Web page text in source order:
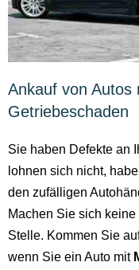
Ankauf von Autos
Getriebeschaden
Sie haben Defekte an
lohnen sich nicht,
den zufälligen
Machen Sie sich
Stelle. Kommen Sie
wenn Sie ein Auto mit